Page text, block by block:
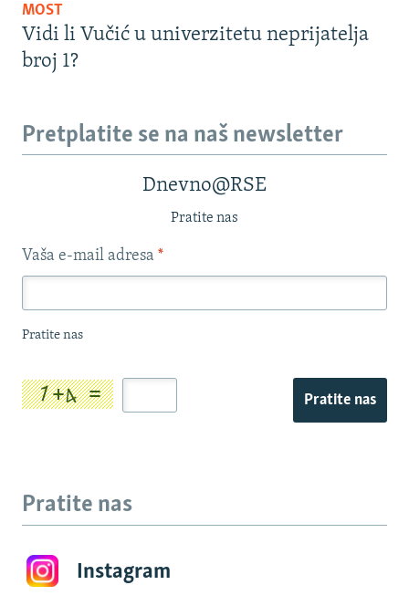
MOST
Vidi li Vučić u univerzitetu neprijatelja
broj 1?
Pretplatite se na naš newsletter
Dnevno@RSE
Pratite nas
Vaša e-mail adresa *
Pratite nas
Pratite nas
Pratite nas
Instagram